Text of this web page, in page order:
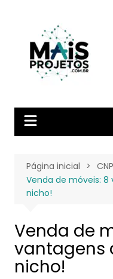
conteúdo
Página inicial
Venda de móveis:
nicho!
Venda de
vantagens
nicho!